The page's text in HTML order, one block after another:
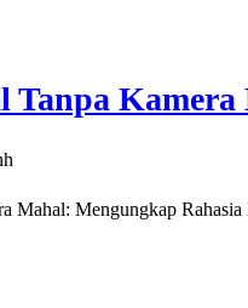
Tanpa
Mahal: Mengungkap